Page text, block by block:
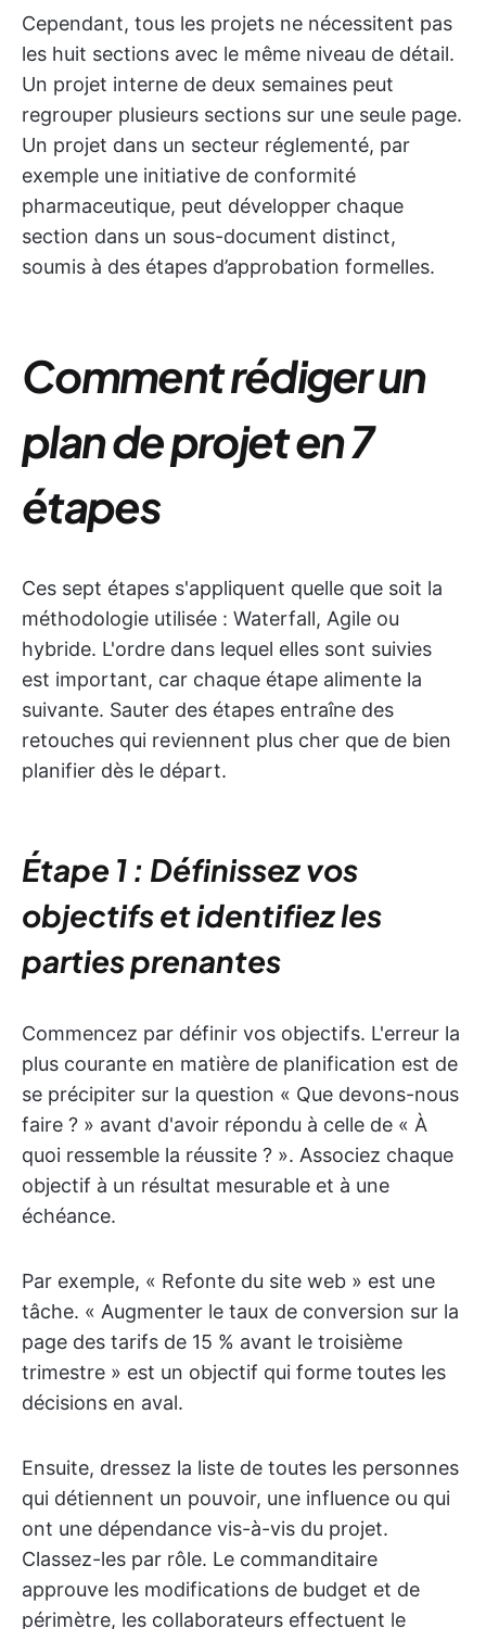
Cependant, tous les projets ne nécessitent pas
les huit sections avec le même niveau de détail.
Un projet interne de deux semaines peut
regrouper plusieurs sections sur une seule page.
Un projet dans un secteur réglementé, par
exemple une initiative de conformité
pharmaceutique, peut développer chaque
section dans un sous-document distinct,
soumis à des étapes d’approbation formelles.
Comment rédiger un
plan de projet en 7
étapes
Ces sept étapes s'appliquent quelle que soit la
méthodologie utilisée : Waterfall, Agile ou
hybride. L'ordre dans lequel elles sont suivies
est important, car chaque étape alimente la
suivante. Sauter des étapes entraîne des
retouches qui reviennent plus cher que de bien
planifier dès le départ.
Étape 1 : Définissez vos
objectifs et identifiez les
parties prenantes
Commencez par définir vos objectifs. L'erreur la
plus courante en matière de planification est de
se précipiter sur la question « Que devons-nous
faire ? » avant d'avoir répondu à celle de « À
quoi ressemble la réussite ? ». Associez chaque
objectif à un résultat mesurable et à une
échéance.
Par exemple, « Refonte du site web » est une
tâche. « Augmenter le taux de conversion sur la
page des tarifs de 15 % avant le troisième
trimestre » est un objectif qui forme toutes les
décisions en aval.
Ensuite, dressez la liste de toutes les personnes
qui détiennent un pouvoir, une influence ou qui
ont une dépendance vis-à-vis du projet.
Classez-les par rôle. Le commanditaire
approuve les modifications de budget et de
périmètre, les collaborateurs effectuent le